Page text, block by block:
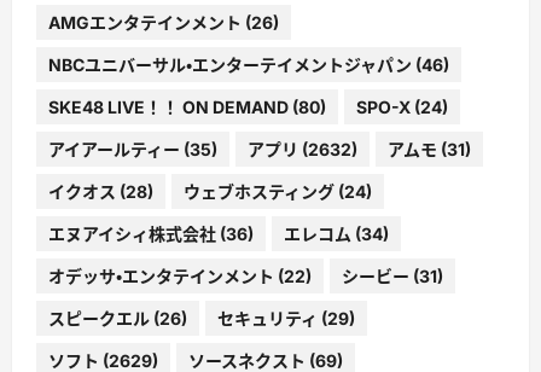
AMGエンタテインメント (26)
NBCユニバーサル・エンターテイメントジャパン (46)
SKE48 LIVE！！ ON DEMAND (80) SPO-X (24)
アイアールティー (35) アプリ (2632) アムモ (31)
イクオス (28) ウェブホスティング (24)
エヌアイシィ株式会社 (36) エレコム (34)
オデッサ・エンタテインメント (22) シービー (31)
スピークエル (26) セキュリティ (29)
ソフト (2629) ソースネクスト (69)